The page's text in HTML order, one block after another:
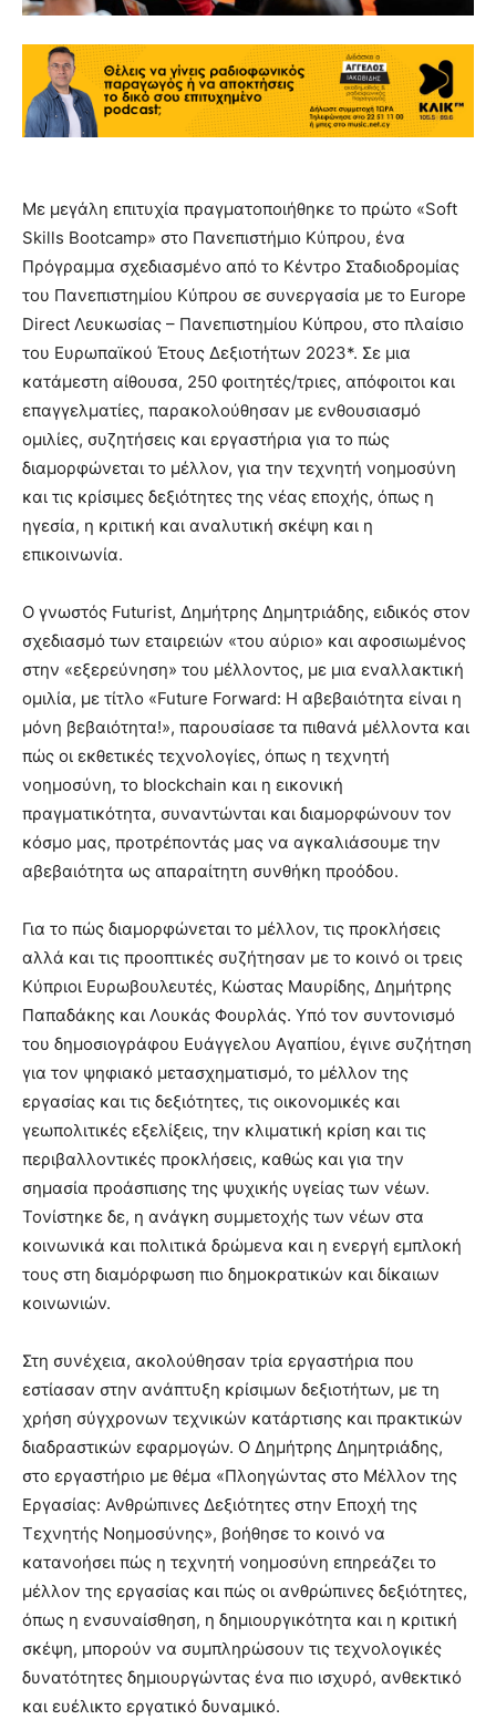
Με μεγάλη επιτυχία πραγματοποιήθηκε το πρώτο «Soft
Skills Bootcamp» στο Πανεπιστήμιο Κύπρου, ένα
Πρόγραμμα σχεδιασμένο από το Κέντρο Σταδιοδρομίας
του Πανεπιστημίου Κύπρου σε συνεργασία με το Europe
Direct Λευκωσίας – Πανεπιστημίου Κύπρου, στο πλαίσιο
του Ευρωπαϊκού Έτους Δεξιοτήτων 2023*. Σε μια
κατάμεστη αίθουσα, 250 φοιτητές/τριες, απόφοιτοι και
επαγγελματίες, παρακολούθησαν με ενθουσιασμό
ομιλίες, συζητήσεις και εργαστήρια για το πώς
διαμορφώνεται το μέλλον, για την τεχνητή νοημοσύνη
και τις κρίσιμες δεξιότητες της νέας εποχής, όπως η
ηγεσία, η κριτική και αναλυτική σκέψη και η
επικοινωνία.
Ο γνωστός Futurist, Δημήτρης Δημητριάδης, ειδικός στον
σχεδιασμό των εταιρειών «του αύριο» και αφοσιωμένος
στην «εξερεύνηση» του μέλλοντος, με μια εναλλακτική
ομιλία, με τίτλο «Future Forward: Η αβεβαιότητα είναι η
μόνη βεβαιότητα!», παρουσίασε τα πιθανά μέλλοντα και
πώς οι εκθετικές τεχνολογίες, όπως η τεχνητή
νοημοσύνη, το blockchain και η εικονική
πραγματικότητα, συναντώνται και διαμορφώνουν τον
κόσμο μας, προτρέποντάς μας να αγκαλιάσουμε την
αβεβαιότητα ως απαραίτητη συνθήκη προόδου.
Για το πώς διαμορφώνεται το μέλλον, τις προκλήσεις
αλλά και τις προοπτικές συζήτησαν με το κοινό οι τρεις
Κύπριοι Ευρωβουλευτές, Κώστας Μαυρίδης, Δημήτρης
Παπαδάκης και Λουκάς Φουρλάς. Υπό τον συντονισμό
του δημοσιογράφου Ευάγγελου Αγαπίου, έγινε συζήτηση
για τον ψηφιακό μετασχηματισμό, το μέλλον της
εργασίας και τις δεξιότητες, τις οικονομικές και
γεωπολιτικές εξελίξεις, την κλιματική κρίση και τις
περιβαλλοντικές προκλήσεις, καθώς και για την
σημασία προάσπισης της ψυχικής υγείας των νέων.
Τονίστηκε δε, η ανάγκη συμμετοχής των νέων στα
κοινωνικά και πολιτικά δρώμενα και η ενεργή εμπλοκή
τους στη διαμόρφωση πιο δημοκρατικών και δίκαιων
κοινωνιών.
Στη συνέχεια, ακολούθησαν τρία εργαστήρια που
εστίασαν στην ανάπτυξη κρίσιμων δεξιοτήτων, με τη
χρήση σύγχρονων τεχνικών κατάρτισης και πρακτικών
διαδραστικών εφαρμογών. Ο Δημήτρης Δημητριάδης,
στο εργαστήριο με θέμα «Πλοηγώντας στο Μέλλον της
Εργασίας: Ανθρώπινες Δεξιότητες στην Εποχή της
Τεχνητής Νοημοσύνης», βοήθησε το κοινό να
κατανοήσει πώς η τεχνητή νοημοσύνη επηρεάζει το
μέλλον της εργασίας και πώς οι ανθρώπινες δεξιότητες,
όπως η ενσυναίσθηση, η δημιουργικότητα και η κριτική
σκέψη, μπορούν να συμπληρώσουν τις τεχνολογικές
δυνατότητες δημιουργώντας ένα πιο ισχυρό, ανθεκτικό
και ευέλικτο εργατικό δυναμικό.